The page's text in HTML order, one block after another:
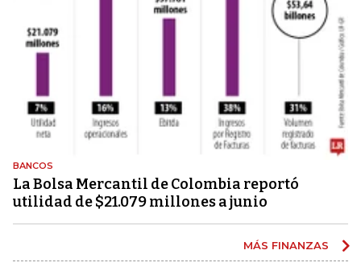
BANCOS
La Bolsa Mercantil de Colombia reportó
utilidad de $21.079 millones a junio
MÁS FINANZAS